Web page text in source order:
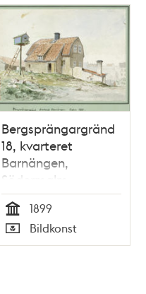
Bergsprängargränd
18, kvarteret
Barnängen,
Södermalm
Tid
1899
Typ
Bildkonst